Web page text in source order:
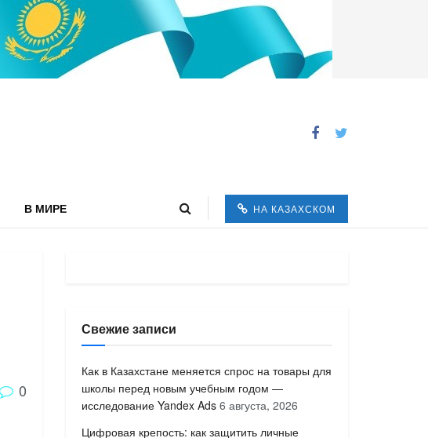
В МИРЕ НА КАЗАХСКОМ
0
Свежие записи
Как в Казахстане меняется спрос на товары для
школы перед новым учебным годом —
исследование Yandex Ads 6 августа, 2026
Цифровая крепость: как защитить личные